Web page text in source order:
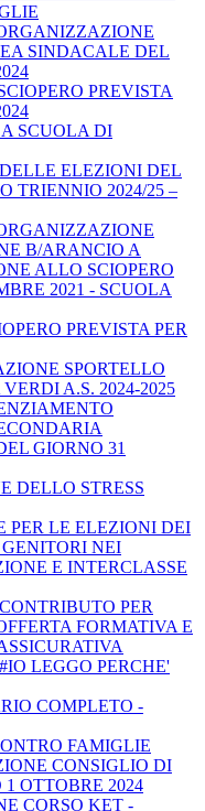
SINDACALE DEL
PREVISTA
SCUOLA DI
ELEZIONI DEL
TRIENNIO 2024/25 –
B/ARANCIO A
ALLO SCIOPERO
2021 - SCUOLA
PREVISTA PER
SPORTELLO
A.S. 2024-2025
GIORNO 31
DELLO STRESS
PER LE ELEZIONI DEI
NEI
E INTERCLASSE
PER
FORMATIVA E
LEGGO PERCHE'
COMPLETO -
FAMIGLIE
CONSIGLIO DI
OTTOBRE 2024
CORSO KET -